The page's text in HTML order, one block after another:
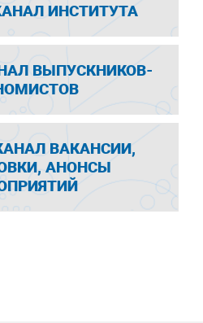
ИНСТИТУТА
ВЫПУСКНИКОВ-
ВАКАНСИИ,
АНОНСЫ